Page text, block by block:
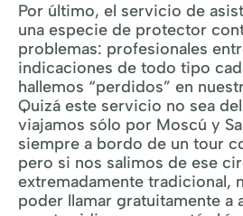
Por último, el servicio de
una especie de protector
problemas: profesionales
indicaciones de todo tipo
hallemos “perdidos” en
Quizá este servicio no sea
viajamos sólo por Moscú y
siempre a bordo de un tour
pero si nos salimos de ese
extremadamente tradicional,
poder llamar gratuitamente a